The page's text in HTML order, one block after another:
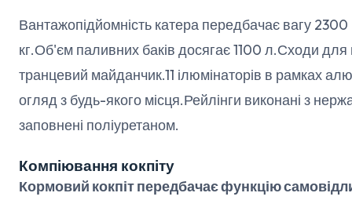
Вантажопідйомність катера передбачає вагу 2300
кг.Об'єм паливних баків досягає 1100 л.Сходи
транцевий майданчик.11 ілюмінаторів в рамках
огляд з будь-якого місця.Рейлінги виконані з
заповнені поліуретаном.
Компіювання кокпіту
Кормовий кокпіт передбачає функцію